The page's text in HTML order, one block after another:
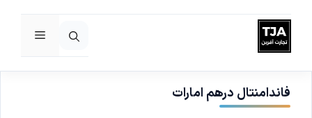
پرش
به
محتوا
فهرست
فاندامنتال درهم امارات